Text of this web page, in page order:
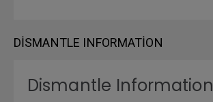
DISMANTLE INFORMATION
Dismantle Information